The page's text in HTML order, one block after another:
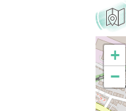
+
−